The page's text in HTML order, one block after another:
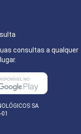
consultas a qualquer
SA